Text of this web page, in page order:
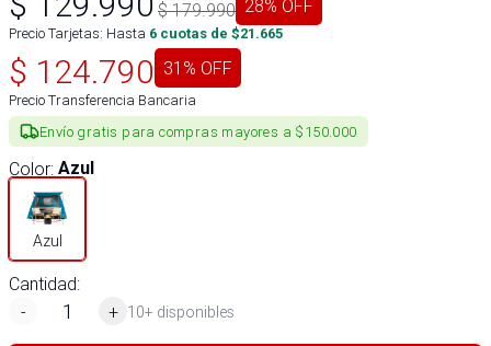
$179.990 28% OFF
Precio Tarjetas: Hasta 6 cuotas de $21.665
$ 124.790 31 % OFF
Precio Transferencia Bancaria
Envío gratis para compras mayores a $150.000
Color: Azul
Azul
Cantidad:
-
+ 10+ disponibles